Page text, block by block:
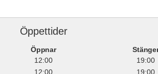
Öppettider
Öppnar
12:00
19:00
12:00 19:00